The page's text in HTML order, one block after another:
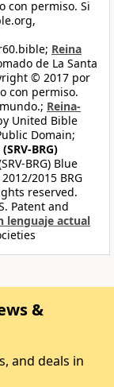
con permiso. Si
Reina
de La Santa
© 2017 por
con permiso.
Reina-
United Bible
Domain;
(SRV-BRG)
BRG) Blue
2015 BRG
reserved.
Patent and
lenguaje actual
&
and deals in